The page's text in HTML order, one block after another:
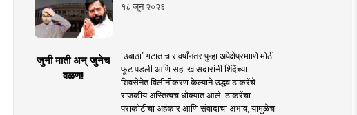
१८ जून २०२६
जुनी माती अन् जुनेच
वळण!
‘उबाठा’ गटात चार वर्षांनंतर पुन्हा अपेक्षेप्रमााणे मोठी
फूट पडली आणि सहा खासदारांनी शिंदेंच्या
शिवसेनेत विलीनीकरण केल्याने उद्धव ठाकरेंचे
राजकीय अस्तित्वच धोक्यात आले. ठाकरेंचा
पराकोटीचा अहंकार आणि संवादाचा अभाव, यामुळेच